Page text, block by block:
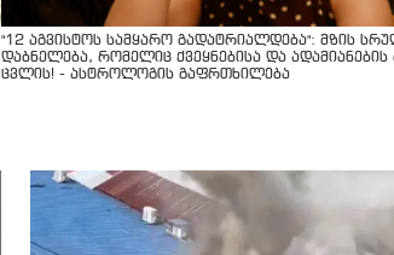
"12 აგვისტოს სამყარო გადატრიალდება": მზის
დაბნელება, რომელიც ქვეყნებისა და ადამიანების
ცვლის! - ასტროლოგის გაფრთხილება